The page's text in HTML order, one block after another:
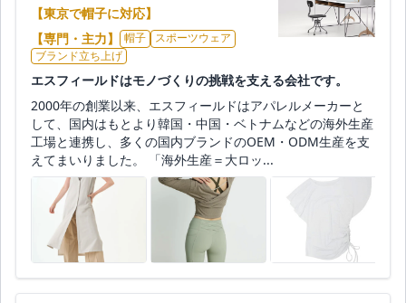
【東京で帽子に対応】
【専門・主力】
帽子
スポーツウェア
ブランド立ち上げ
エスフィールドはモノづくりの挑戦を支える会社です。
2000年の創業以来、エスフィールドはアパレルメーカーと
して、国内はもとより韓国・中国・ベトナムなどの海外生産
工場と連携し、多くの国内ブランドのOEM・ODM生産を支
えてまいりました。 「海外生産＝大ロッ...